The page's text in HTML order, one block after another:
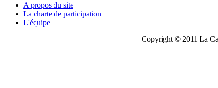
A propos du site
La charte de participation
L'équipe
Copyright © 2011 La